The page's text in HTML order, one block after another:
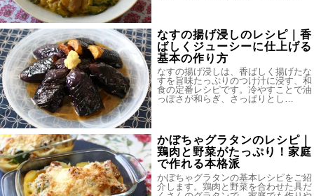
なすの揚げ浸しのレシピ｜香
ばしくジューシーに仕上げる
基本の作り方
なすの揚げ浸しは、香ばしく揚げたな
すを旨味たっぷりのつけ汁に浸す、和
食の定番レシピです。冷やすことで油
っぽさが和らぎ、さっぱりとし…
かぼちゃグラタンのレシピ｜
鶏肉と野菜がたっぷり！家庭
で作れる本格派
かぼちゃグラタンの基本レシピをご紹
介します。鶏肉と野菜を合わせた具だ